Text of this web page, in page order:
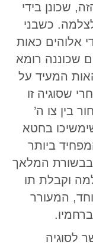
שכונן בידי
כשבני
אלוהים כאות
שכוננה רומא
המעיד על
שסוגיה זו
בין צו ה’
בחטא
ביותר
בבשורת המלאך
וקבלת תו
המעורר
לסוגיה